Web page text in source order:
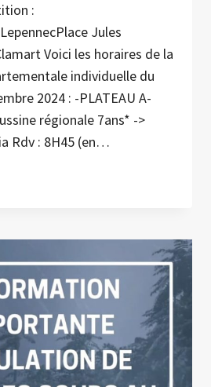
:
Jules
Voici les horaires de la
individuelle du
2024 : -PLATEAU A-
régionale 7ans* ->
Rdv : 8H45 (en…